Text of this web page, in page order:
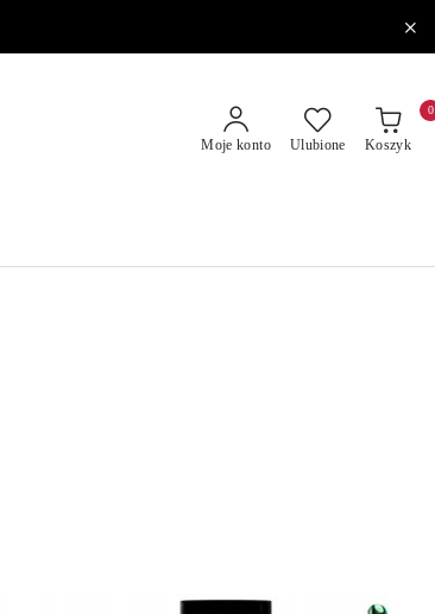
Moje konto Ulubione Koszyk
0